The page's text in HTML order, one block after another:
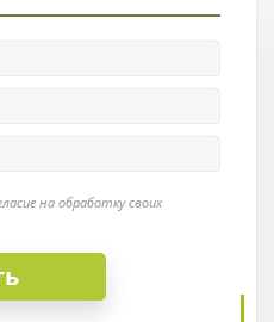
на обработку своих